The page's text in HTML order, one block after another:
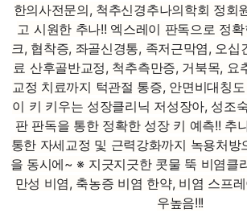
한의사전문의, 척추신경추나의학회 정회
고 시원한 추나!! 엑스레이 판독으로 정
크, 협착증, 좌골신경통, 족저근막염, 오십
료 산후골반교정, 척추측만증, 거북목, 요
교정 치료까지 턱관절 통증, 안면비대칭
이 키 키우는 성장클리닉 저성장아, 성조
판 판독을 통한 정확한 성장 키 예측!! 추
통한 자세교정 및 근력강화까지 녹용처방
을 동시에~ ※ 지긋지긋한 콧물 뚝 비염클
만성 비염, 축농증 비염 한약, 비염 스프
우높음!!!